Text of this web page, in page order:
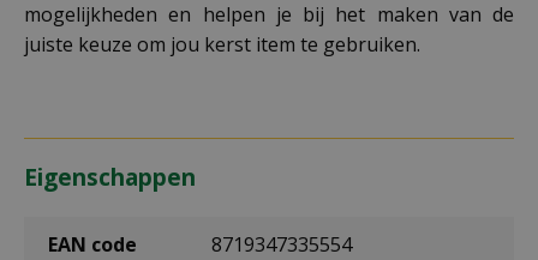
mogelijkheden en helpen je bij het maken van de
juiste keuze om jou kerst item te gebruiken.
Eigenschappen
EAN code 8719347335554